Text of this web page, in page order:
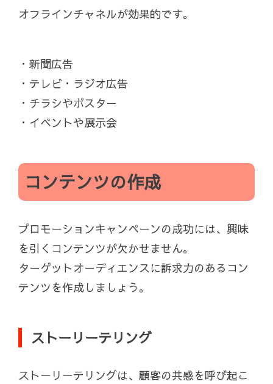
オフラインチャネルが効果的です。
・新聞広告
・テレビ・ラジオ広告
・チラシやポスター
・イベントや展示会
コンテンツの作成
プロモーションキャンペーンの成功には、興味
を引くコンテンツが欠かせません。
ターゲットオーディエンスに訴求力のあるコン
テンツを作成しましょう。
ストーリーテリング
ストーリーテリングは、顧客の共感を呼び起こ